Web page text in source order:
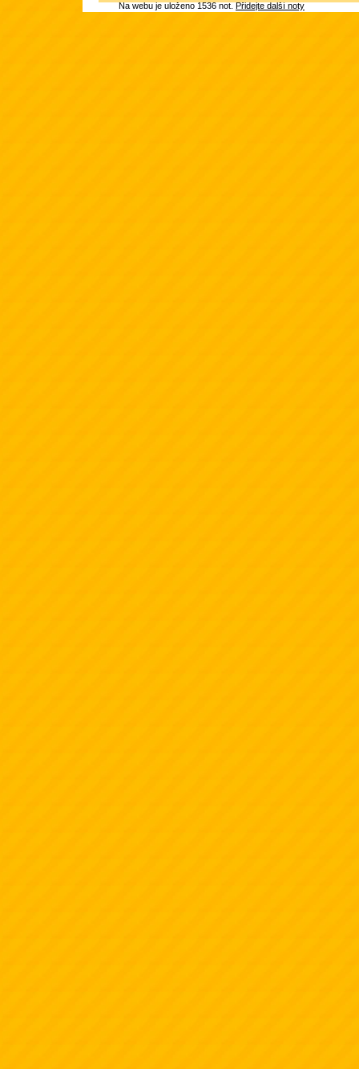
Na webu je uloženo 1536 not.Přidejte další noty